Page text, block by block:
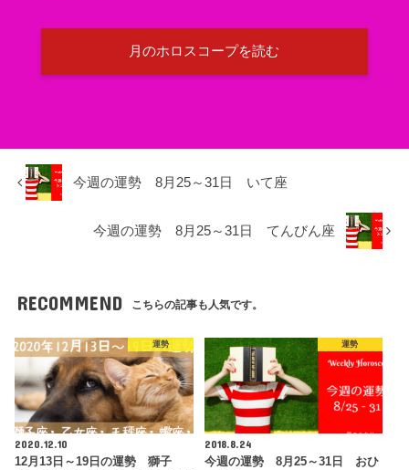
月のホロスコープを読む
今週の運勢 8月25～31日 いて座
今週の運勢 8月25～31日 てんびん座
RECOMMEND こちらの記事も人気です。
運勢
2020.12.10
12月13日～19日の運勢 獅子
運勢
2018.8.24
今週の運勢 8月25～31日 おひ